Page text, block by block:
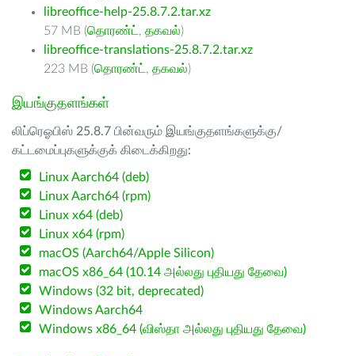
libreoffice-help-25.8.7.2.tar.xz
57 MB (தொரண்ட் , தகவல்)
libreoffice-translations-25.8.7.2.tar.xz
223 MB (தொரண்ட் , தகவல்)
இயங்குதளங்கள்
லிப்ரெஓபிஸ் 25.8.7 பின்வரும் இயங்குதளங்களுக்கு/
கட்டமைப்புகளுக்குக் கிடைக்கிறது:
Linux Aarch64 (deb)
Linux Aarch64 (rpm)
Linux x64 (deb)
Linux x64 (rpm)
macOS (Aarch64/Apple Silicon)
macOS x86_64 (10.14 அல்லது புதியது தேவை)
Windows (32 bit, deprecated)
Windows Aarch64
Windows x86_64 (விஸ்தா அல்லது புதியது தேவை)